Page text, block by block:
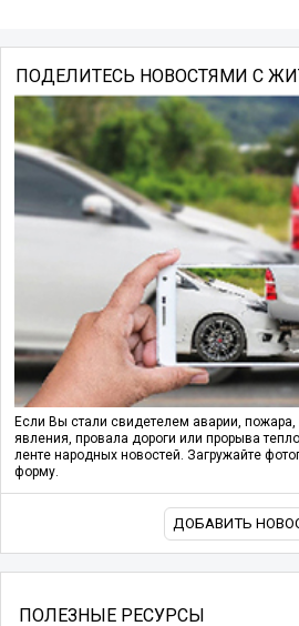
ПОДЕЛИТЕСЬ НОВОСТЯМИ С
Если Вы стали свидетелем аварии,
явления, провала дороги или прорыва
ленте народных новостей. Загружайте
форму.
ДОБАВИТЬ
ПОЛЕЗНЫЕ РЕСУРСЫ